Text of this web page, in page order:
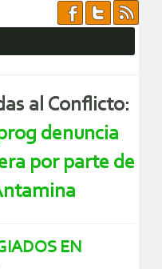
al Conflicto:
denuncia
por parte de
EN